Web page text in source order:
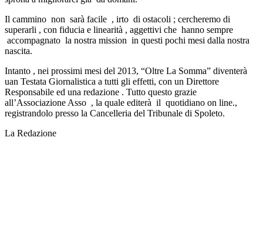
Il cammino non sarà facile , irto di ostacoli ; cercheremo di
superarli , con fiducia e linearità , aggettivi che hanno sempre
accompagnato la nostra mission in questi pochi mesi dalla nostra
nascita.
Intanto , nei prossimi mesi del 2013, “Oltre La Somma” diventerà
uan Testata Giornalistica a tutti gli effetti, con un Direttore
Responsabile ed una redazione . Tutto questo grazie
all’Associazione Asso , la quale editerà il quotidiano on line.,
registrandolo presso la Cancelleria del Tribunale di Spoleto.
La Redazione